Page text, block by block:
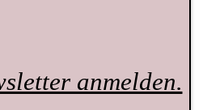
anmelden.